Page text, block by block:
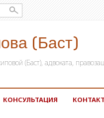
(Баст)
(Баст), адвоката,
КОНСУЛЬТАЦИЯ